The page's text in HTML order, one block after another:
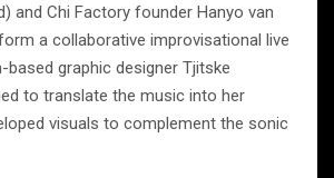
and Chi Factory founder Hanyo van
a collaborative improvisational live
based graphic designer Tjitske
to translate the music into her
visuals to complement the sonic